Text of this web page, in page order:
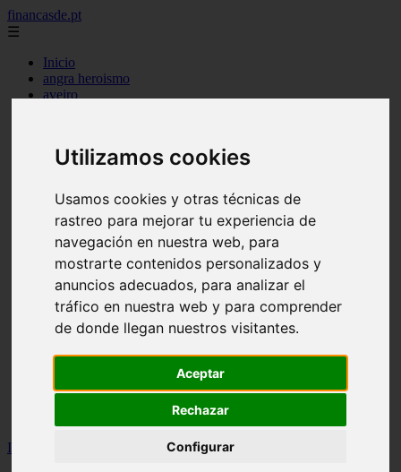
Utilizamos cookies
Usamos cookies y otras técnicas de
rastreo para mejorar tu experiencia de
navegación en nuestra web, para
mostrarte contenidos personalizados y
anuncios adecuados, para analizar el
tráfico en nuestra web y para comprender
de donde llegan nuestros visitantes.
Aceptar
Rechazar
Configurar
financasde.pt
☰
Inicio
angra heroismo
aveiro
castelo branco
evora
faro
guarda
horta
lisboa
madeira
ponta delgada
portalegre
porto
santarem
viana castelo
Inicio
Crédito Para Férias | ComoEconomizar.net